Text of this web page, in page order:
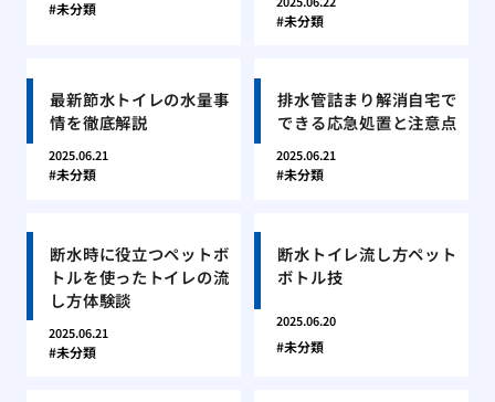
未分類
未分類
最新節水トイレの水量事
情を徹底解説
2025.06.21
未分類
排水管詰まり解消自宅で
できる応急処置と注意点
2025.06.21
未分類
断水時に役立つペットボ
トルを使ったトイレの流
し方体験談
2025.06.21
未分類
断水トイレ流し方ペット
ボトル技
2025.06.20
未分類